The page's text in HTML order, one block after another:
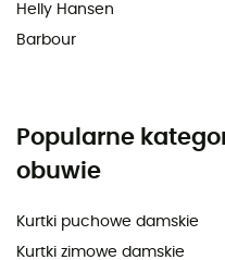
Helly Hansen
Barbour
Popularne
obuwie
Kurtki puchowe damskie
Kurtki zimowe damskie